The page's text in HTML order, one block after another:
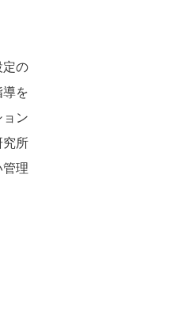
定の
を
ン
究所
理